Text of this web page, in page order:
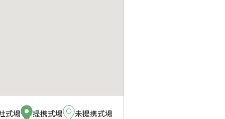
式場 提携式場 未提携式場